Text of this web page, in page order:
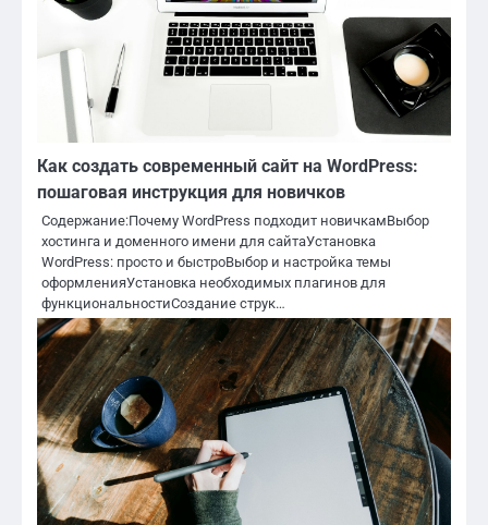
Как создать современный сайт на WordPress:
пошаговая инструкция для новичков
Содержание:Почему WordPress подходит новичкамВыбор
хостинга и доменного имени для сайтаУстановка
WordPress: просто и быстроВыбор и настройка темы
оформленияУстановка необходимых плагинов для
функциональностиСоздание струк…